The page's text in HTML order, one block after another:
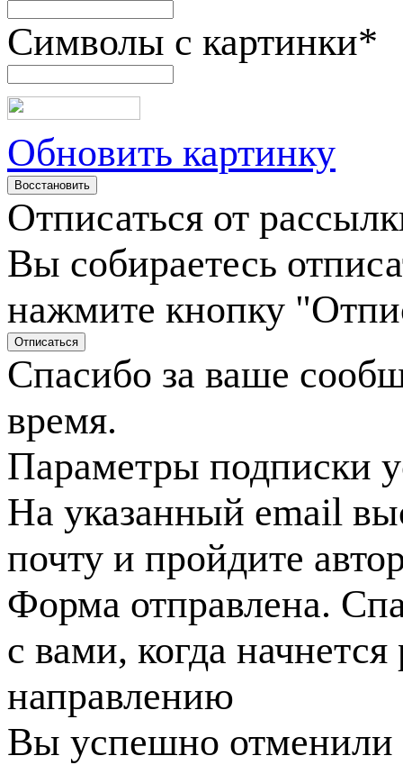
Символы с картинки*
Обновить картинку
Отписаться от
Вы собираетесь
нажмите кнопку
Спасибо за ваше
время.
Параметры подписки
На указанный email
почту и пройдите
Форма отправлена.
с вами, когда
направлению
Вы успешно отменили